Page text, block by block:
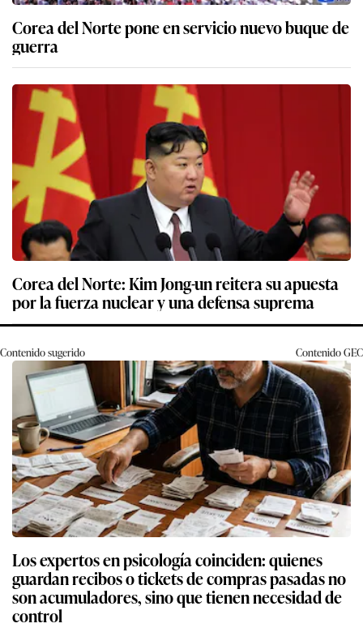
Corea del Norte pone en servicio nuevo buque de
guerra
Corea del Norte: Kim Jong-un reitera su apuesta
por la fuerza nuclear y una defensa suprema
Contenido sugerido ContenidoGEC
Los expertos en psicología coinciden: quienes
guardan recibos o tickets de compras pasadas no
son acumuladores, sino que tienen necesidad de
control